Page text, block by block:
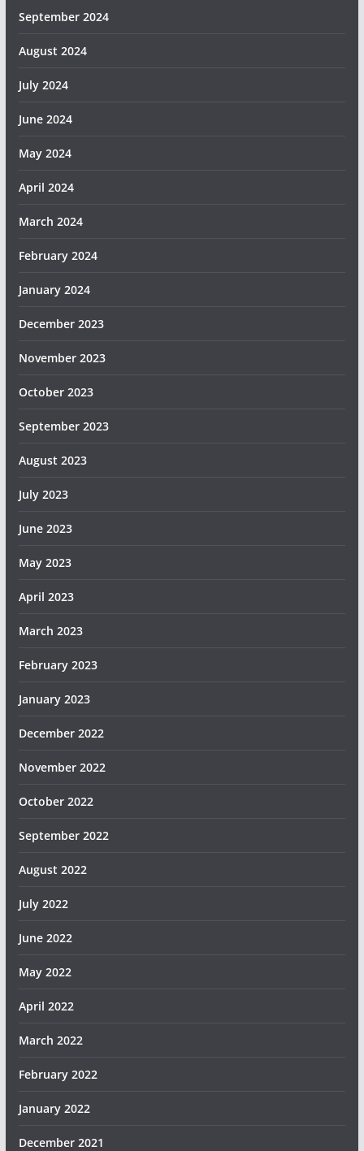
September 2024
August 2024
July 2024
June 2024
May 2024
April 2024
March 2024
February 2024
January 2024
December 2023
November 2023
October 2023
September 2023
August 2023
July 2023
June 2023
May 2023
April 2023
March 2023
February 2023
January 2023
December 2022
November 2022
October 2022
September 2022
August 2022
July 2022
June 2022
May 2022
April 2022
March 2022
February 2022
January 2022
December 2021